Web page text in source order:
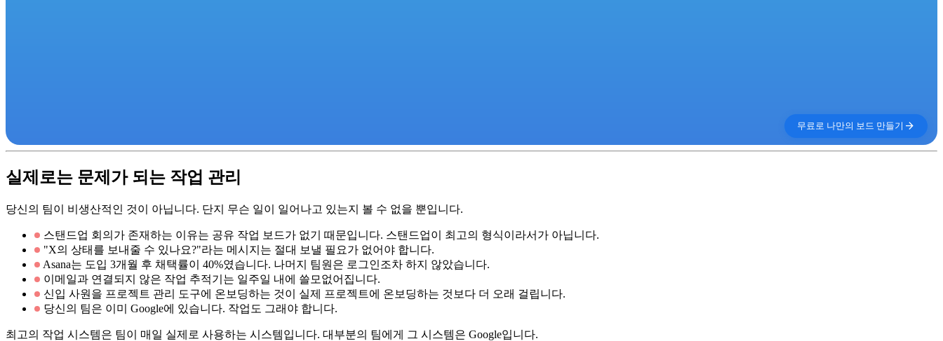
무료로 나만의 보드 만들기 arrow_forward
실제로는 문제가 되는 작업 관리
당신의 팀이 비생산적인 것이 아닙니다. 단지 무슨 일이 일어나고 있는지 볼 수 없을 뿐입니다.
스탠드업 회의가 존재하는 이유는 공유 작업 보드가 없기 때문입니다. 스탠드업이 최고의 형식이라서가 아닙니다.
"X의 상태를 보내줄 수 있나요?"라는 메시지는 절대 보낼 필요가 없어야 합니다.
Asana는 도입 3개월 후 채택률이 40%였습니다. 나머지 팀원은 로그인조차 하지 않았습니다.
이메일과 연결되지 않은 작업 추적기는 일주일 내에 쓸모없어집니다.
신입 사원을 프로젝트 관리 도구에 온보딩하는 것이 실제 프로젝트에 온보딩하는 것보다 더 오래 걸립니다.
당신의 팀은 이미 Google에 있습니다. 작업도 그래야 합니다.
최고의 작업 시스템은 팀이 매일 실제로 사용하는 시스템입니다. 대부분의 팀에게 그 시스템은 Google입니다.